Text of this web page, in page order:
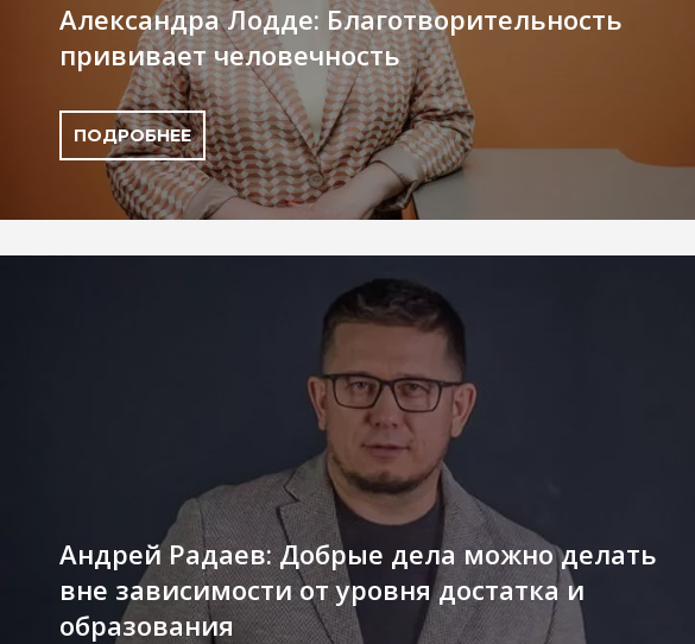
Александра Лодде: Благотворительность
прививает человечность
ПОДРОБНЕЕ
Андрей Радаев: Добрые дела можно делать
вне зависимости от уровня достатка и
образования